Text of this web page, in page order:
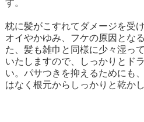
す。
枕に髪がこすれてダメージを受
オイやかゆみ、フケの原因とな
た、髪も雑巾と同様に少々湿っ
いたしますので、しっかりとド
い。パサつきを抑えるためにも
はなく根元からしっかりと乾か